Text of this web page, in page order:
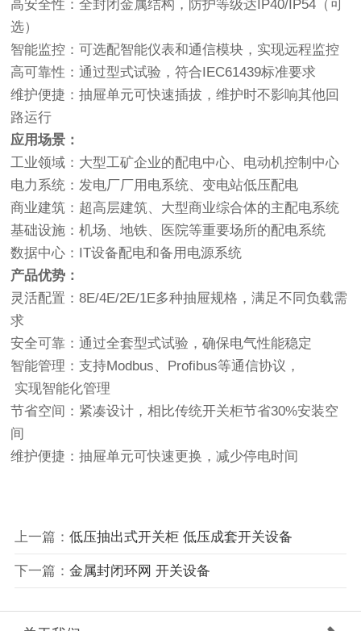
高安全性：全封闭金属结构，防护等级达IP40/IP54（可
选）
智能监控：可选配智能仪表和通信模块，实现远程监控
高可靠性：通过型式试验，符合IEC61439标准要求
维护便捷：抽屉单元可快速插拔，维护时不影响其他回
路运行
应用场景：
工业领域：大型工矿企业的配电中心、电动机控制中心
电力系统：发电厂厂用电系统、变电站低压配电
商业建筑：超高层建筑、大型商业综合体的主配电系统
基础设施：机场、地铁、医院等重要场所的配电系统
数据中心：IT设备配电和备用电源系统
产品优势：
灵活配置：8E/4E/2E/1E多种抽屉规格，满足不同负载需
求
安全可靠：通过全套型式试验，确保电气性能稳定
智能管理：支持Modbus、Profibus等通信协议，
实现智能化管理
节省空间：紧凑设计，相比传统开关柜节省30%安装空
间
维护便捷：抽屉单元可快速更换，减少停电时间
上一篇： 低压抽出式开关柜 低压成套开关设备
下一篇： 金属封闭环网 开关设备